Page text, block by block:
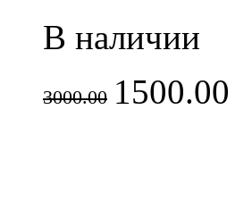
В наличии
3000.00 1500.00